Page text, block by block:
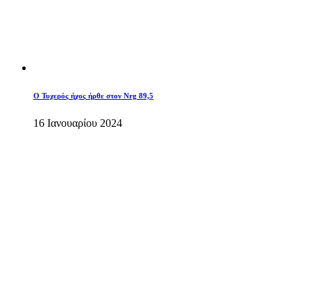
O Τυχερός ήχος ήρθε στον Nrg 89,5
16 Ιανουαρίου 2024